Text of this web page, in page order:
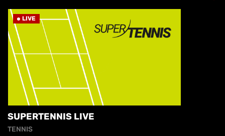
LIVE
SUPERTENNIS LIVE
TENNIS